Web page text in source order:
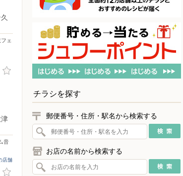
ェ
音
店舗
チラシを探す
郵便番号・住所・駅名から検索する
お店の名前から検索する